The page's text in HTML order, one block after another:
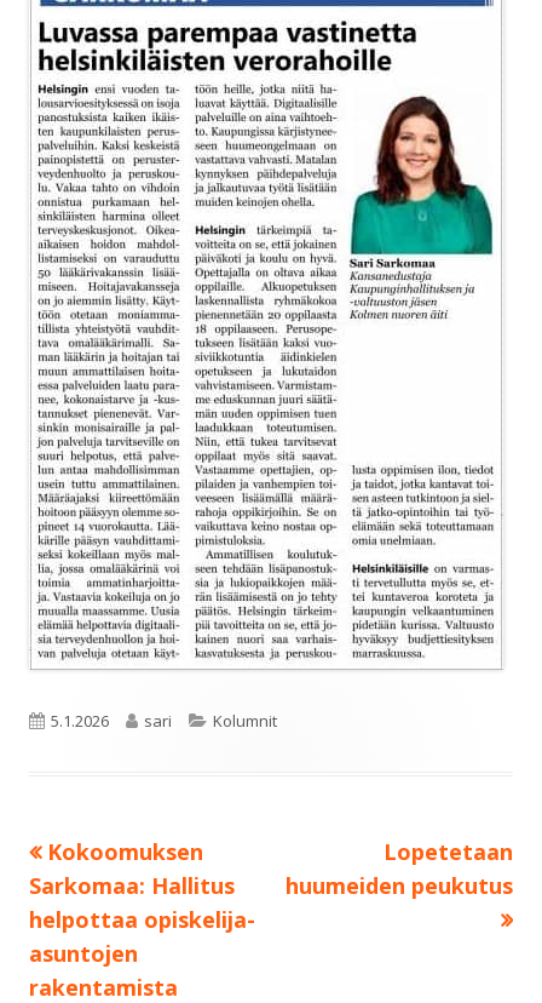
Julkaistu
5.1.2026 Kirjoittaja
sari Kategoriat
Kolumnit
Artikkelien
selaus
Edellinen:
Kokoomuksen
Sarkomaa: Hallitus
helpottaa opiskelija-
asuntojen
rakentamista
Seuraava:
Lopetetaan
huumeiden peukutus